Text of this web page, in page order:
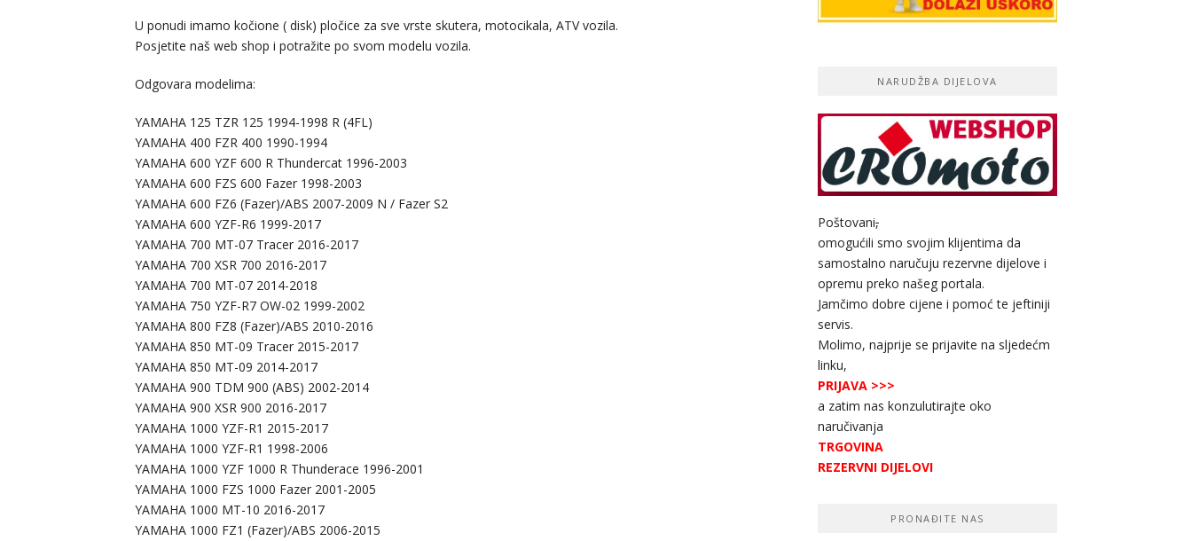
U ponudi imamo kočione ( disk) pločice za sve vrste skutera, motocikala, ATV vozila.
Posjetite naš web shop i potražite po svom modelu vozila.
Odgovara modelima:
YAMAHA 125 TZR 125 1994-1998 R (4FL)
YAMAHA 400 FZR 400 1990-1994
YAMAHA 600 YZF 600 R Thundercat 1996-2003
YAMAHA 600 FZS 600 Fazer 1998-2003
YAMAHA 600 FZ6 (Fazer)/ABS 2007-2009 N / Fazer S2
YAMAHA 600 YZF-R6 1999-2017
YAMAHA 700 MT-07 Tracer 2016-2017
YAMAHA 700 XSR 700 2016-2017
YAMAHA 700 MT-07 2014-2018
YAMAHA 750 YZF-R7 OW-02 1999-2002
YAMAHA 800 FZ8 (Fazer)/ABS 2010-2016
YAMAHA 850 MT-09 Tracer 2015-2017
YAMAHA 850 MT-09 2014-2017
YAMAHA 900 TDM 900 (ABS) 2002-2014
YAMAHA 900 XSR 900 2016-2017
YAMAHA 1000 YZF-R1 2015-2017
YAMAHA 1000 YZF-R1 1998-2006
YAMAHA 1000 YZF 1000 R Thunderace 1996-2001
YAMAHA 1000 FZS 1000 Fazer 2001-2005
YAMAHA 1000 MT-10 2016-2017
YAMAHA 1000 FZ1 (Fazer)/ABS 2006-2015
NARUDŽBA DIJELOVA
Poštovani,
omogućili smo svojim klijentima da
samostalno naručuju rezervne dijelove i
opremu preko našeg portala.
Jamčimo dobre cijene i pomoć te jeftiniji
servis.
Molimo, najprije se prijavite na sljedećm
linku,
PRIJAVA >>>
a zatim nas konzulutirajte oko
naručivanja
TRGOVINA
REZERVNI DIJELOVI
PRONAĐITE NAS